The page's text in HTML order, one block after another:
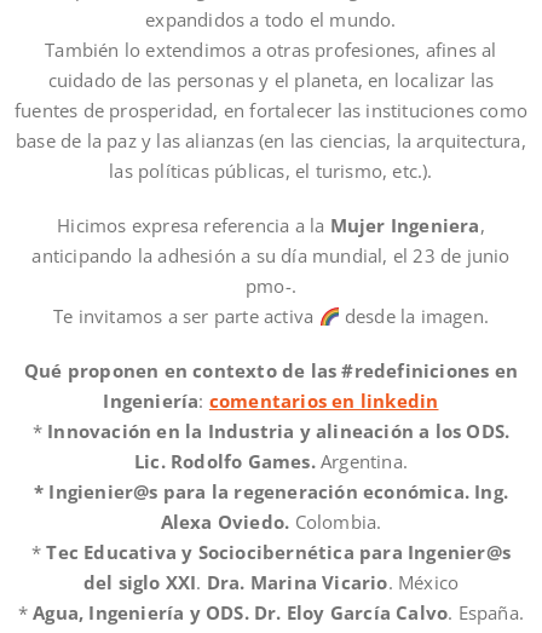
expandidos a todo el mundo.
También lo extendimos a otras profesiones, afines al
cuidado de las personas y el planeta, en localizar las
fuentes de prosperidad, en fortalecer las instituciones como
base de la paz y las alianzas (en las ciencias, la arquitectura,
las políticas públicas, el turismo, etc.).
Hicimos expresa referencia a la Mujer Ingeniera,
anticipando la adhesión a su día mundial, el 23 de junio
pmo-.
Te invitamos a ser parte activa
desde la imagen.
Qué proponen en contexto de las #redefiniciones en
Ingeniería: comentarios en linkedin
* Innovación en la Industria y alineación a los ODS.
Lic. Rodolfo Games. Argentina.
* Ingienier@s para la regeneración económica. Ing.
Alexa Oviedo. Colombia.
*Tec Educativa y Sociocibernética para Ingenier@s
del siglo XXI. Dra. Marina Vicario. México
*Agua, Ingeniería y ODS. Dr. Eloy García Calvo. España.